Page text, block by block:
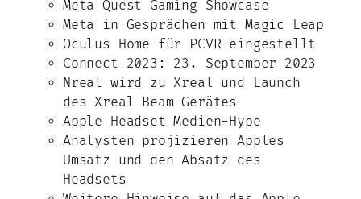
Meta Quest Gaming Showcase
Meta in Gesprächen mit Magic Leap
Oculus Home für PCVR eingestellt
Connect 2023: 23. September 2023
Nreal wird zu Xreal und Launch
des Xreal Beam Gerätes
Apple Headset Medien-Hype
Analysten projizieren Apples
Umsatz und den Absatz des
Headsets